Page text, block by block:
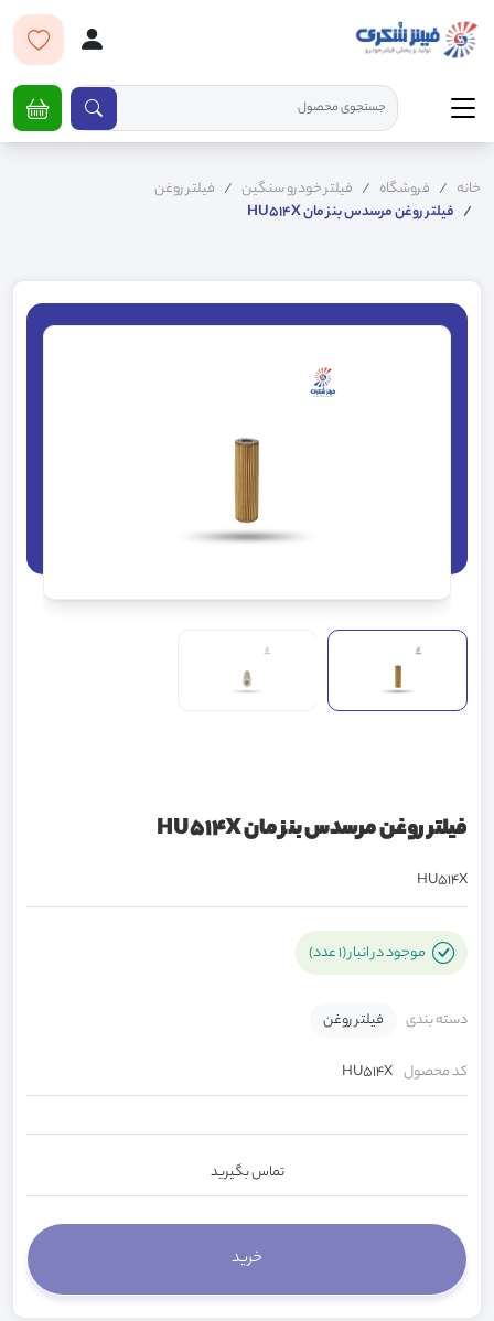
خانه فروشگاه فیلتر خودرو سنگین
فیلتر روغن
فیلتر روغن مرسدس بنز مان HU514X
فیلتر روغن مرسدس بنز مان HU514X
HU514X
موجود در انبار (1 عدد)
دسته بندی فیلتر روغن
کد محصول HU514X
تماس بگیرید